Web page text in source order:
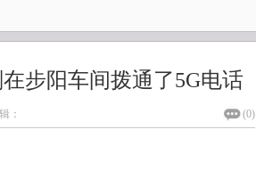
步阳车间拨通了5G电话
： (0)